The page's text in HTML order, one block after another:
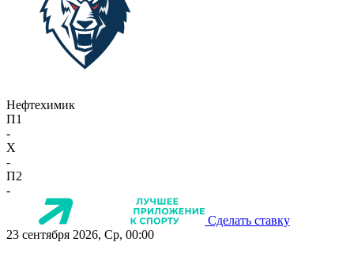
Нефтехимик
П1
-
X
-
П2
-
Сделать ставку
23 сентября 2026, Ср, 00:00